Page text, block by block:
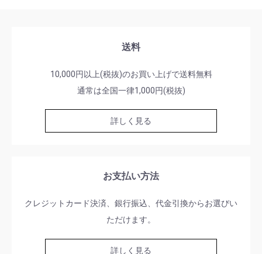
送料
10,000円以上(税抜)のお買い上げで送料無料
通常は全国一律1,000円(税抜)
詳しく見る
お支払い方法
クレジットカード決済、銀行振込、代金引換からお選びい
ただけます。
詳しく見る